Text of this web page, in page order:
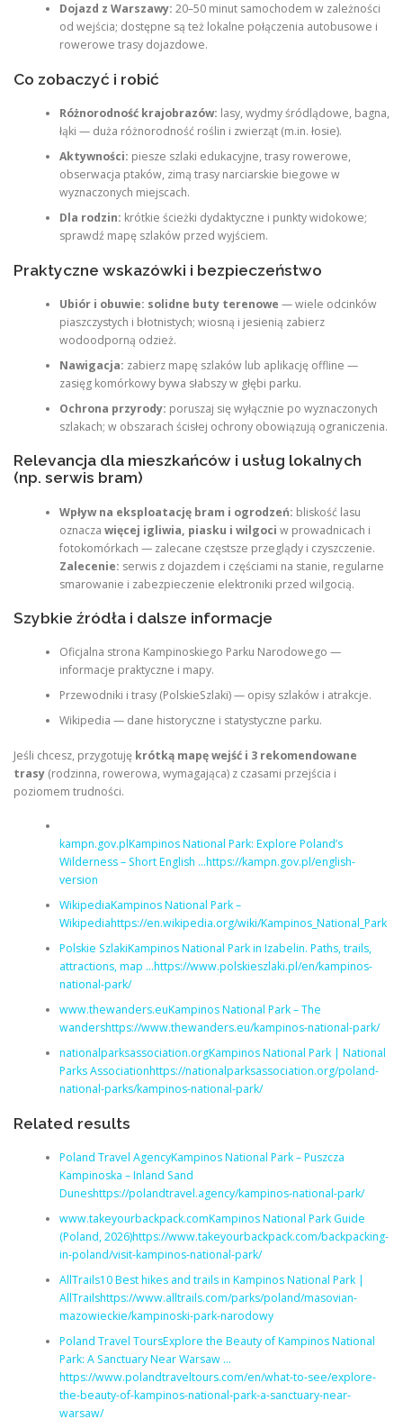
Dojazd z Warszawy: 20–50 minut samochodem w zależności
od wejścia; dostępne są też lokalne połączenia autobusowe i
rowerowe trasy dojazdowe.
Co zobaczyć i robić
Różnorodność krajobrazów: lasy, wydmy śródlądowe, bagna,
łąki — duża różnorodność roślin i zwierząt (m.in. łosie).
Aktywności: piesze szlaki edukacyjne, trasy rowerowe,
obserwacja ptaków, zimą trasy narciarskie biegowe w
wyznaczonych miejscach.
Dla rodzin: krótkie ścieżki dydaktyczne i punkty widokowe;
sprawdź mapę szlaków przed wyjściem.
Praktyczne wskazówki i bezpieczeństwo
Ubiór i obuwie: solidne buty terenowe — wiele odcinków
piaszczystych i błotnistych; wiosną i jesienią zabierz
wodoodporną odzież.
Nawigacja: zabierz mapę szlaków lub aplikację offline —
zasięg komórkowy bywa słabszy w głębi parku.
Ochrona przyrody: poruszaj się wyłącznie po wyznaczonych
szlakach; w obszarach ścisłej ochrony obowiązują ograniczenia.
Relevancja dla mieszkańców i usług lokalnych
(np. serwis bram)
Wpływ na eksploatację bram i ogrodzeń: bliskość lasu
oznacza więcej igliwia, piasku i wilgoci w prowadnicach i
fotokomórkach — zalecane częstsze przeglądy i czyszczenie.
Zalecenie: serwis z dojazdem i częściami na stanie, regularne
smarowanie i zabezpieczenie elektroniki przed wilgocią.
Szybkie źródła i dalsze informacje
Oficjalna strona Kampinoskiego Parku Narodowego —
informacje praktyczne i mapy.
Przewodniki i trasy (PolskieSzlaki) — opisy szlaków i atrakcje.
Wikipedia — dane historyczne i statystyczne parku.
Jeśli chcesz, przygotuję krótką mapę wejść i 3 rekomendowane
trasy (rodzinna, rowerowa, wymagająca) z czasami przejścia i
poziomem trudności.
kampn.gov.plKampinos National Park: Explore Poland’s
Wilderness – Short English …https://kampn.gov.pl/english-
version
WikipediaKampinos National Park –
Wikipediahttps://en.wikipedia.org/wiki/Kampinos_National_Park
Polskie SzlakiKampinos National Park in Izabelin. Paths, trails,
attractions, map …https://www.polskieszlaki.pl/en/kampinos-
national-park/
www.thewanders.euKampinos National Park – The
wandershttps://www.thewanders.eu/kampinos-national-park/
nationalparksassociation.orgKampinos National Park | National
Parks Associationhttps://nationalparksassociation.org/poland-
national-parks/kampinos-national-park/
Related results
Poland Travel AgencyKampinos National Park – Puszcza
Kampinoska – Inland Sand
Duneshttps://polandtravel.agency/kampinos-national-park/
www.takeyourbackpack.comKampinos National Park Guide
(Poland, 2026)https://www.takeyourbackpack.com/backpacking-
in-poland/visit-kampinos-national-park/
AllTrails10 Best hikes and trails in Kampinos National Park |
AllTrailshttps://www.alltrails.com/parks/poland/masovian-
mazowieckie/kampinoski-park-narodowy
Poland Travel ToursExplore the Beauty of Kampinos National
Park: A Sanctuary Near Warsaw …
https://www.polandtraveltours.com/en/what-to-see/explore-
the-beauty-of-kampinos-national-park-a-sanctuary-near-
warsaw/